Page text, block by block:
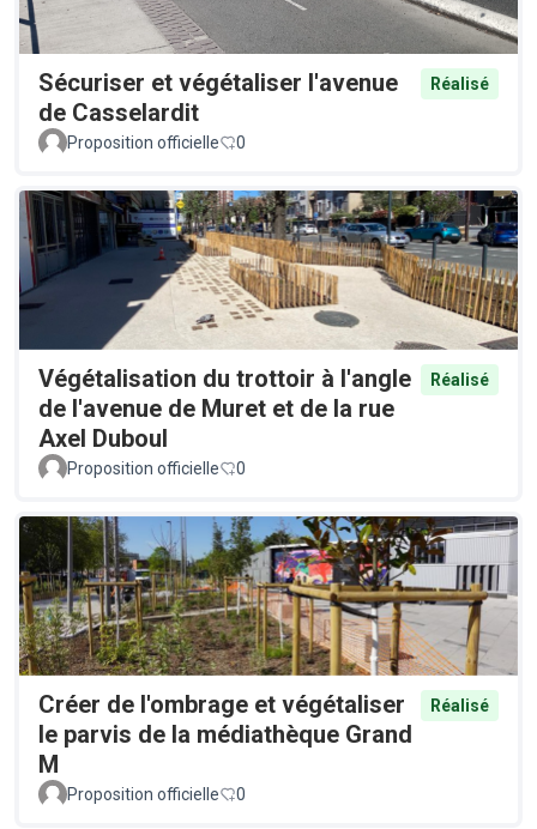
Sécuriser et végétaliser l'avenue
de Casselardit
Réalisé
Proposition officielle 0
Végétalisation du trottoir à l'angle
de l'avenue de Muret et de la rue
Axel Duboul
Réalisé
Proposition officielle 0
Créer de l'ombrage et végétaliser
le parvis de la médiathèque Grand
M
Réalisé
Proposition officielle 0